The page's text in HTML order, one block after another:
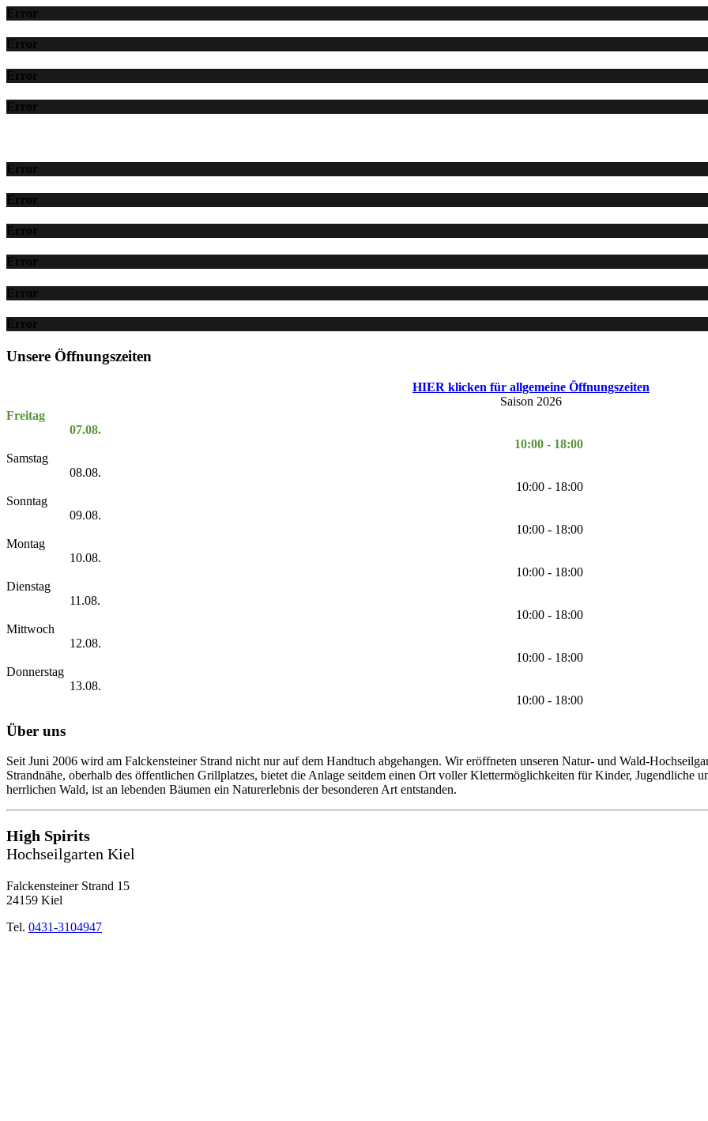
Error
Error
Error
Error
Error
Error
Error
Error
Error
Error
Unsere Öffnungszeiten
HIER klicken für allgemeine Öffnungszeiten
Saison 2026
Freitag
07.08.
10:00 - 18:00
Samstag
08.08.
10:00 - 18:00
Sonntag
09.08.
10:00 - 18:00
Montag
10.08.
10:00 - 18:00
Dienstag
11.08.
10:00 - 18:00
Mittwoch
12.08.
10:00 - 18:00
Donnerstag
13.08.
10:00 - 18:00
Über uns
Seit Juni 2006 wird am Falckensteiner Strand nicht nur auf dem Handtuch abgehangen. Wir eröffneten unseren Natur- und Wald-
Strandnähe, oberhalb des öffentlichen Grillplatzes, bietet die Anlage seitdem einen Ort voller Klettermöglichkeiten für Kinder, Jugendliche
herrlichen Wald, ist an lebenden Bäumen ein Naturerlebnis der besonderen Art entstanden.
High Spirits
Hochseilgarten Kiel
Falckensteiner Strand 15
24159 Kiel
Tel. 0431-3104947